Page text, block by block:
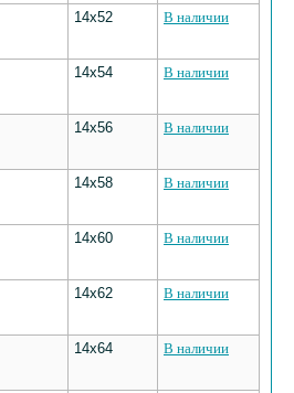
14х52 В наличии
14х54 В наличии
14х56 В наличии
14х58 В наличии
14х60 В наличии
14х62 В наличии
14х64 В наличии